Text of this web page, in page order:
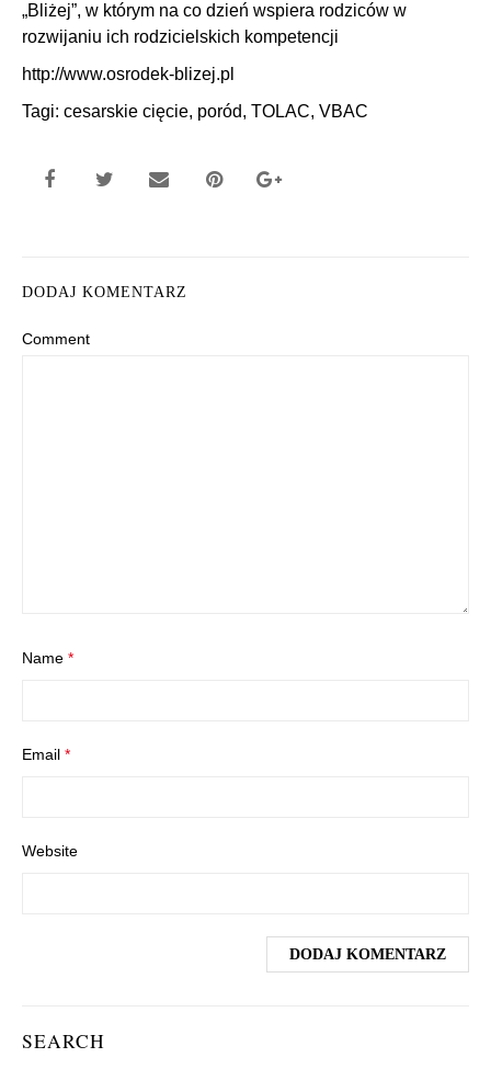
SEARCH
„Bliżej”, w którym na co dzień wspiera rodziców w
rozwijaniu ich rodzicielskich kompetencji
http://www.osrodek-blizej.pl
Tagi: cesarskie cięcie, poród, TOLAC, VBAC
DODAJ KOMENTARZ
Comment
Name *
Email *
Website